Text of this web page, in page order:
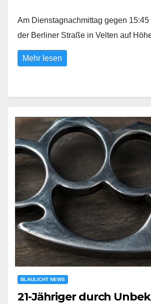
Am Dienstagnachmittag gegen 15:45
der Berliner Straße in Velten auf
Mehr lesen
BLAULICHT NEWS
21-Jähriger durch